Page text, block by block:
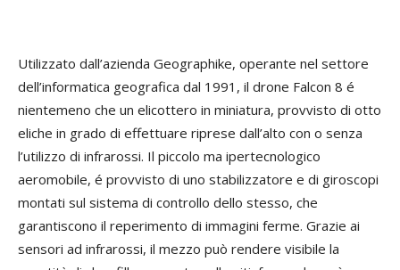
Utilizzato dall’azienda Geographike, operante nel settore
dell’informatica geografica dal 1991, il drone Falcon 8 é
nientemeno che un elicottero in miniatura, provvisto di otto
eliche in grado di effettuare riprese dall’alto con o senza
l’utilizzo di infrarossi. Il piccolo ma ipertecnologico
aeromobile, é provvisto di uno stabilizzatore e di giroscopi
montati sul sistema di controllo dello stesso, che
garantiscono il reperimento di immagini ferme. Grazie ai
sensori ad infrarossi, il mezzo può rendere visibile la